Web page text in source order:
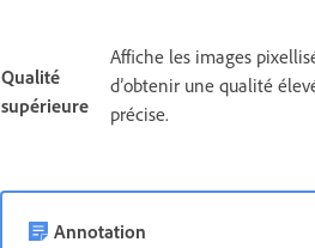
Qualité
supérieure
Affiche les images
d’obtenir une qualité
précise.
Annotation